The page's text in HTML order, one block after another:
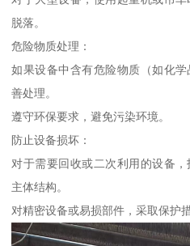
脱落。
危险物质处理：
如果设备中含有危险物质（如化
善处理。
遵守环保要求，避免污染环境。
防止设备损坏：
对于需要回收或二次利用的设备
主体结构。
对精密设备或易损部件，采取保护措